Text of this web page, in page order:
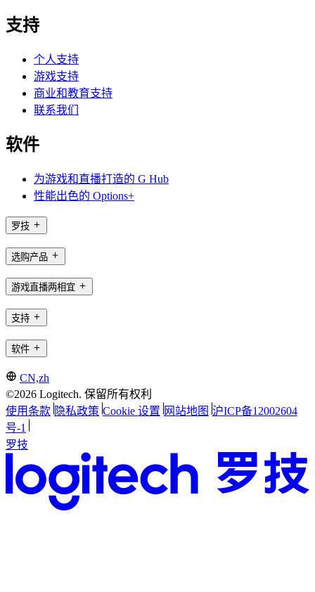
支持
个人支持
游戏支持
商业和教育支持
联系我们
软件
为游戏和直播打造的 G Hub
性能出色的 Options+
罗技
选购产品
游戏直播两相宜
支持
软件
CN,zh
©2026 Logitech. 保留所有权利
使用条款 隐私政策 Cookie 设置 网站地图 沪ICP备12002604
号-1
罗技